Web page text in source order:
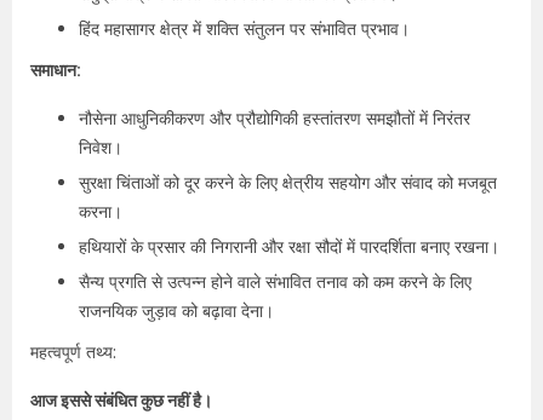
हिंद महासागर क्षेत्र में शक्ति संतुलन पर संभावित प्रभाव।
समाधान:
नौसेना आधुनिकीकरण और प्रौद्योगिकी हस्तांतरण समझौतों में निरंतर
निवेश।
सुरक्षा चिंताओं को दूर करने के लिए क्षेत्रीय सहयोग और संवाद को मजबूत
करना।
हथियारों के प्रसार की निगरानी और रक्षा सौदों में पारदर्शिता बनाए रखना।
सैन्य प्रगति से उत्पन्न होने वाले संभावित तनाव को कम करने के लिए
राजनयिक जुड़ाव को बढ़ावा देना।
महत्वपूर्ण तथ्य:
आज इससे संबंधित कुछ नहीं है।